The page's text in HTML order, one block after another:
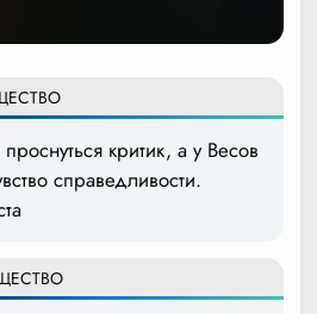
критик, а у Весов
справедливости.